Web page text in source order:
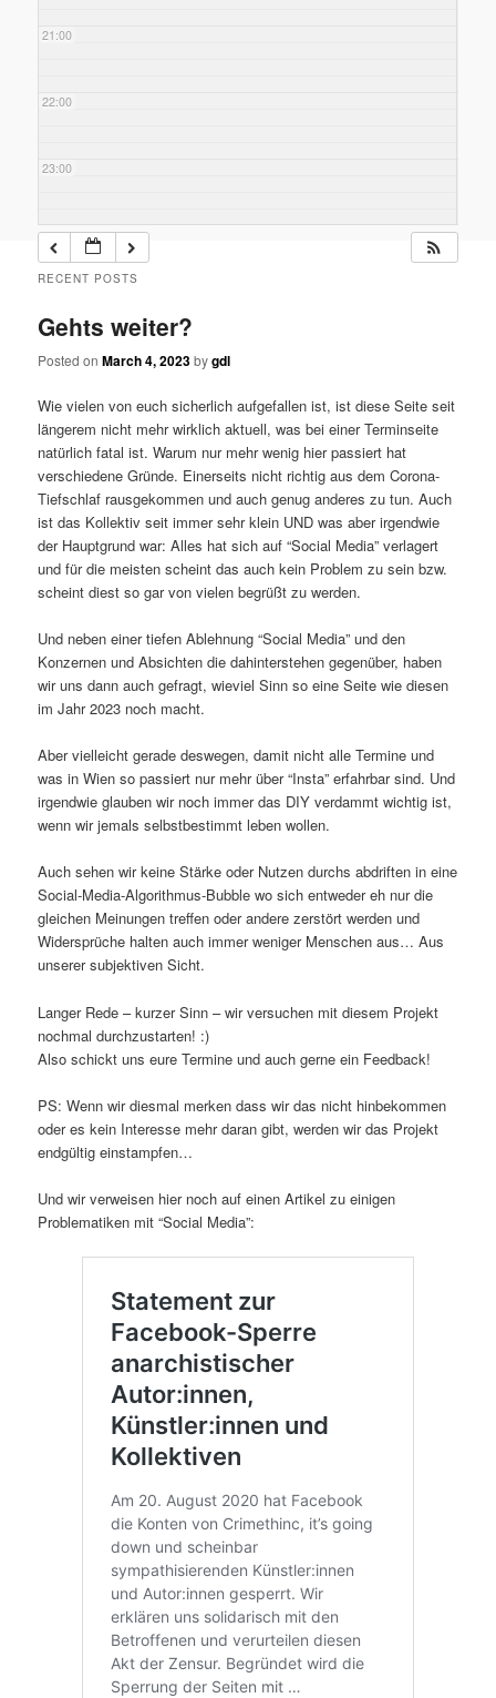
21:00
22:00
23:00
RECENT POSTS
Gehts weiter?
Posted onMarch 4, 2023bygdl
Wie vielen von euch sicherlich aufgefallen ist, ist diese Seite seit
längerem nicht mehr wirklich aktuell, was bei einer Terminseite
natürlich fatal ist. Warum nur mehr wenig hier passiert hat
verschiedene Gründe. Einerseits nicht richtig aus dem Corona-
Tiefschlaf rausgekommen und auch genug anderes zu tun. Auch
ist das Kollektiv seit immer sehr klein UND was aber irgendwie
der Hauptgrund war: Alles hat sich auf “Social Media” verlagert
und für die meisten scheint das auch kein Problem zu sein bzw.
scheint diest so gar von vielen begrüßt zu werden.
Und neben einer tiefen Ablehnung “Social Media” und den
Konzernen und Absichten die dahinterstehen gegenüber, haben
wir uns dann auch gefragt, wieviel Sinn so eine Seite wie diesen
im Jahr 2023 noch macht.
Aber vielleicht gerade deswegen, damit nicht alle Termine und
was in Wien so passiert nur mehr über “Insta” erfahrbar sind. Und
irgendwie glauben wir noch immer das DIY verdammt wichtig ist,
wenn wir jemals selbstbestimmt leben wollen.
Auch sehen wir keine Stärke oder Nutzen durchs abdriften in eine
Social-Media-Algorithmus-Bubble wo sich entweder eh nur die
gleichen Meinungen treffen oder andere zerstört werden und
Widersprüche halten auch immer weniger Menschen aus… Aus
unserer subjektiven Sicht.
Langer Rede – kurzer Sinn – wir versuchen mit diesem Projekt
nochmal durchzustarten! :)
Also schickt uns eure Termine und auch gerne ein Feedback!
PS: Wenn wir diesmal merken dass wir das nicht hinbekommen
oder es kein Interesse mehr daran gibt, werden wir das Projekt
endgültig einstampfen…
Und wir verweisen hier noch auf einen Artikel zu einigen
Problematiken mit “Social Media”: